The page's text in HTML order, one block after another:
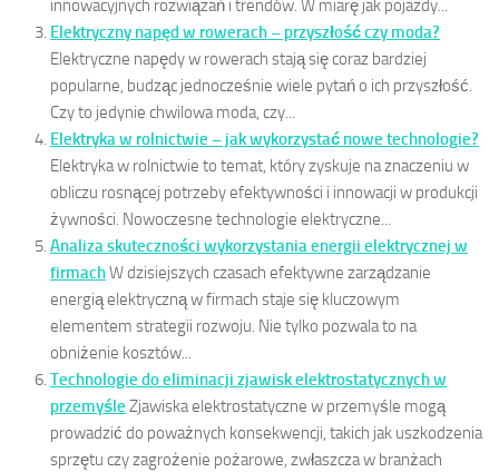
innowacyjnych rozwiązań i trendów. W miarę jak pojazdy...
Elektryczny napęd w rowerach – przyszłość czy moda?
Elektryczne napędy w rowerach stają się coraz bardziej
popularne, budząc jednocześnie wiele pytań o ich przyszłość.
Czy to jedynie chwilowa moda, czy...
Elektryka w rolnictwie – jak wykorzystać nowe technologie?
Elektryka w rolnictwie to temat, który zyskuje na znaczeniu w
obliczu rosnącej potrzeby efektywności i innowacji w produkcji
żywności. Nowoczesne technologie elektryczne...
Analiza skuteczności wykorzystania energii elektrycznej w
firmachW dzisiejszych czasach efektywne zarządzanie
energią elektryczną w firmach staje się kluczowym
elementem strategii rozwoju. Nie tylko pozwala to na
obniżenie kosztów...
Technologie do eliminacji zjawisk elektrostatycznych w
przemyśle Zjawiska elektrostatyczne w przemyśle mogą
prowadzić do poważnych konsekwencji, takich jak uszkodzenia
sprzętu czy zagrożenie pożarowe, zwłaszcza w branżach